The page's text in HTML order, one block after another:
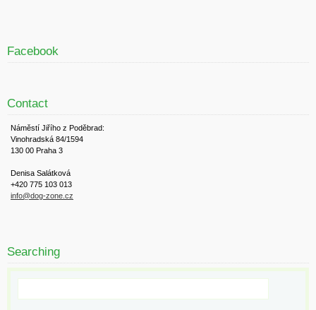
Facebook
Contact
Náměstí Jiřího z Poděbrad:
Vinohradská 84/1594
130 00 Praha 3
Denisa Salátková
+420 775 103 013
info@dog-zone.cz
Searching